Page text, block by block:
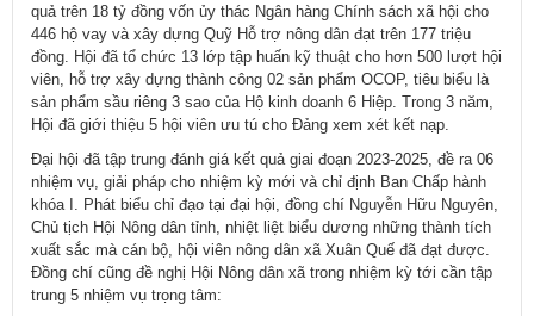
quả trên 18 tỷ đồng vốn ủy thác Ngân hàng Chính sách xã hội cho
446 hộ vay và xây dựng Quỹ Hỗ trợ nông dân đạt trên 177 triệu
đồng. Hội đã tổ chức 13 lớp tập huấn kỹ thuật cho hơn 500 lượt hội
viên, hỗ trợ xây dựng thành công 02 sản phẩm OCOP, tiêu biểu là
sản phẩm sầu riêng 3 sao của Hộ kinh doanh 6 Hiệp. Trong 3 năm,
Hội đã giới thiệu 5 hội viên ưu tú cho Đảng xem xét kết nạp.
Đại hội đã tập trung đánh giá kết quả giai đoạn 2023-2025, đề ra 06
nhiệm vụ, giải pháp cho nhiệm kỳ mới và chỉ định Ban Chấp hành
khóa I. Phát biểu chỉ đạo tại đại hội, đồng chí Nguyễn Hữu Nguyên,
Chủ tịch Hội Nông dân tỉnh, nhiệt liệt biểu dương những thành tích
xuất sắc mà cán bộ, hội viên nông dân xã Xuân Quế đã đạt được.
Đồng chí cũng đề nghị Hội Nông dân xã trong nhiệm kỳ tới cần tập
trung 5 nhiệm vụ trọng tâm: